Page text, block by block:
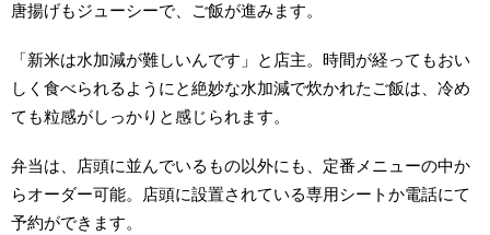
唐揚げもジューシーで、ご飯が進みます。
「新米は水加減が難しいんです」と店主。時間が経ってもおい
しく食べられるようにと絶妙な水加減で炊かれたご飯は、冷め
ても粒感がしっかりと感じられます。
弁当は、店頭に並んでいるもの以外にも、定番メニューの中か
らオーダー可能。店頭に設置されている専用シートか電話にて
予約ができます。